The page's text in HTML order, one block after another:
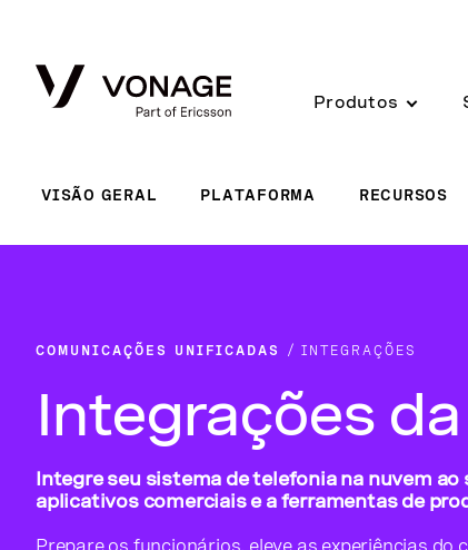
Produtos
VISÃO GERAL PLATAFORMA RECURSOS
COMUNICAÇÕES UNIFICADAS INTEGRAÇÕES
Integrações
Integre seu sistema de telefonia na nuvem ao
aplicativos comerciais e a ferramentas de
Prepare os funcionários, eleve as experiências do